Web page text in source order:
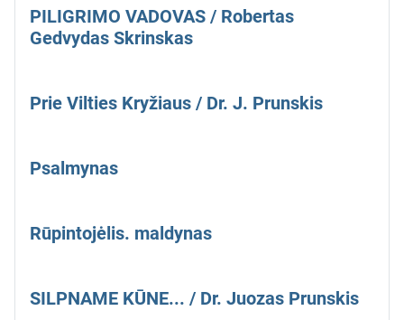
PILIGRIMO VADOVAS / Robertas
Gedvydas Skrinskas
Prie Vilties Kryžiaus / Dr. J. Prunskis
Psalmynas
Rūpintojėlis. maldynas
SILPNAME KŪNE... / Dr. Juozas Prunskis